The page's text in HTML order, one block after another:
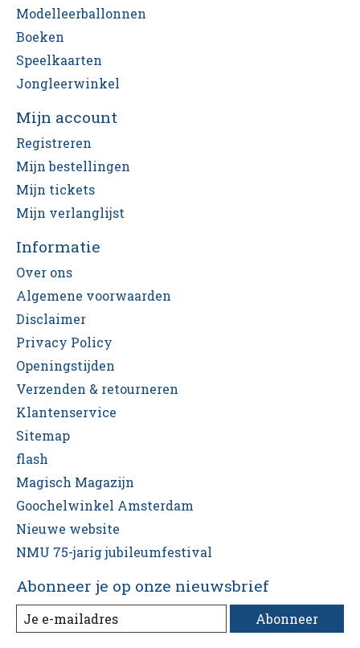
Modelleerballonnen
Boeken
Speelkaarten
Jongleerwinkel
Mijn account
Registreren
Mijn bestellingen
Mijn tickets
Mijn verlanglijst
Informatie
Over ons
Algemene voorwaarden
Disclaimer
Privacy Policy
Openingstijden
Verzenden & retourneren
Klantenservice
Sitemap
flash
Magisch Magazijn
Goochelwinkel Amsterdam
Nieuwe website
NMU 75-jarig jubileumfestival
Abonneer je op onze nieuwsbrief
Abonneer